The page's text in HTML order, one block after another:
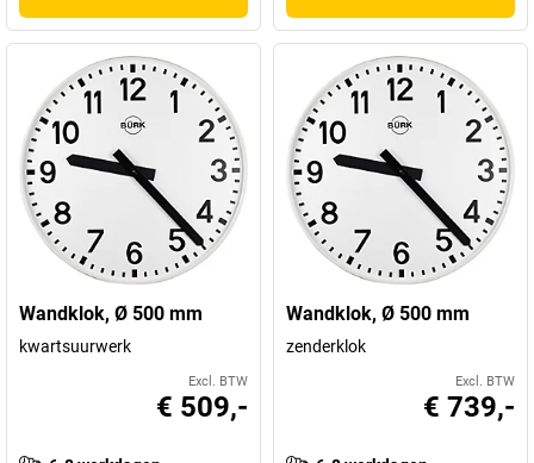
Wandklok, Ø 500 mm
kwartsuurwerk
Excl. BTW
€ 509,-
Wandklok, Ø 500 mm
zenderklok
Excl. BTW
€ 739,-